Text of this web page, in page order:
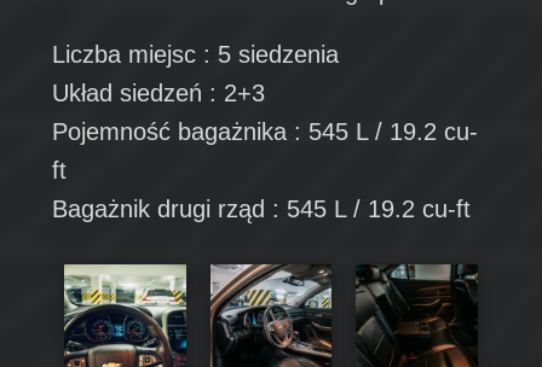
Liczba miejsc : 5 siedzenia
Układ siedzeń : 2+3
Pojemność bagażnika : 545 L / 19.2 cu-
ft
Bagażnik drugi rząd : 545 L / 19.2 cu-ft